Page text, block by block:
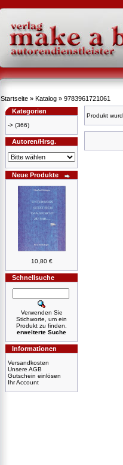
Startseite » Katalog » 9783961721061
Kategorien
-> (366)
Autoren/Hrsg.
Neue Produkte
10,80 €
Schnellsuche
Verwenden Sie
Stichworte, um ein
Produkt zu finden.
erweiterte Suche
Informationen
Versandkosten
Unsere AGB
Gutschein einlösen
Ihr Account
Produkt